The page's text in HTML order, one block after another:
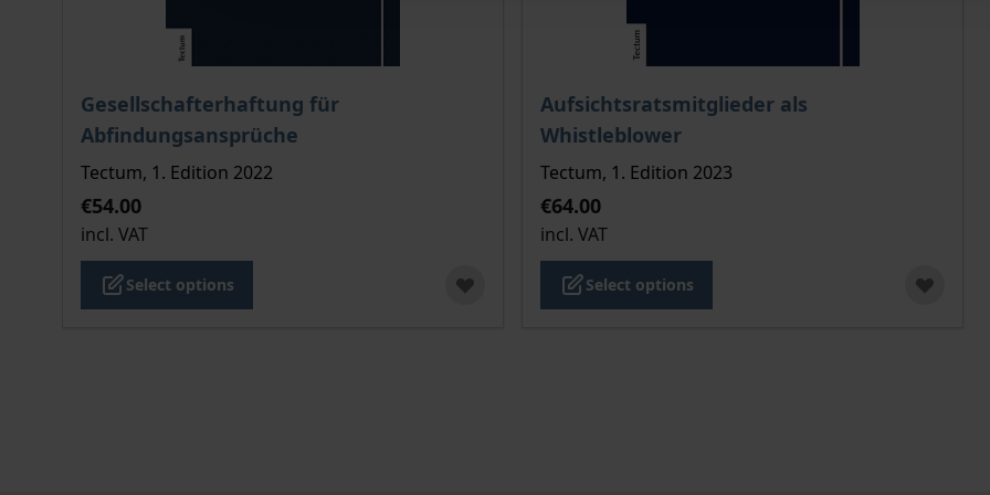
Gesellschafterhaftung für
Abfindungsansprüche
The price depends on the options chosen on the product page
Tectum, 1. Edition 2022
€54.00
incl. VAT
Select options
Aufsichtsratsmitglieder als
Whistleblower
The price depends on the options chosen on the
Tectum, 1. Edition 2023
€64.00
incl. VAT
Select options